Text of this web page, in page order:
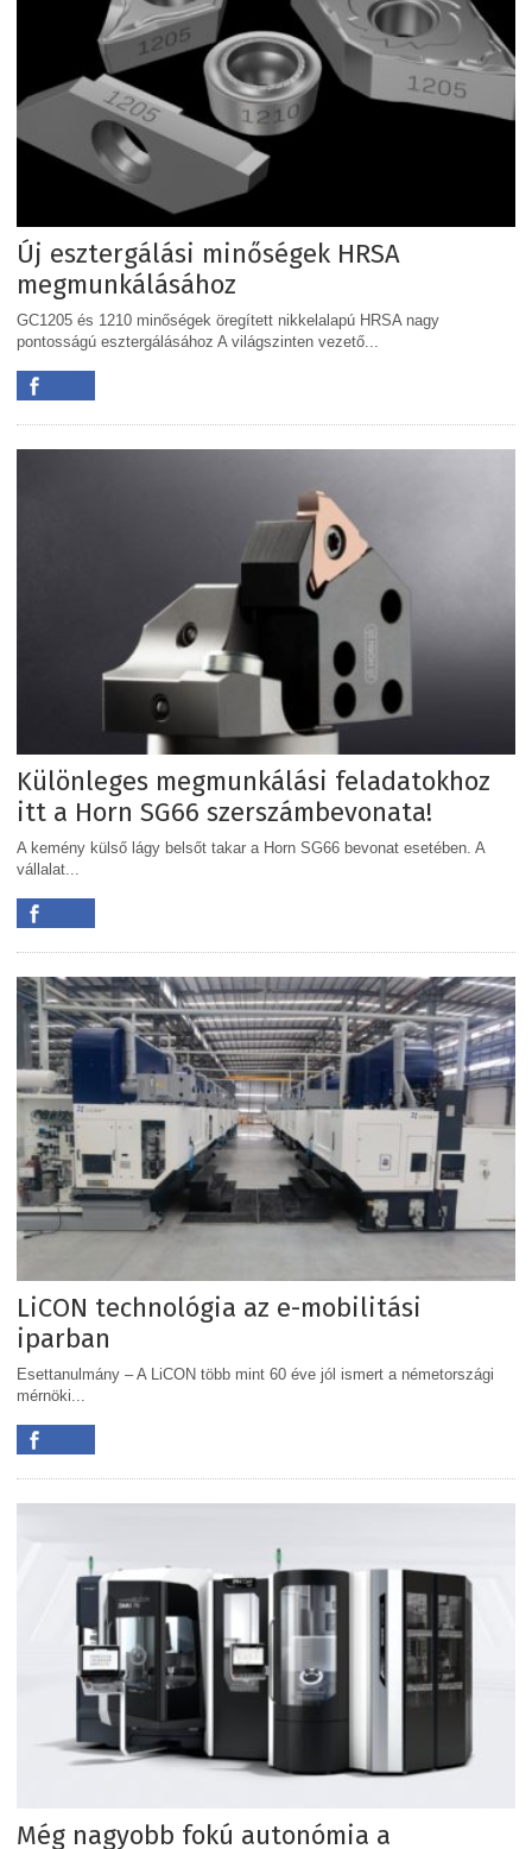
Új esztergálási minőségek HRSA
megmunkálásához
GC1205 és 1210 minőségek öregített nikkelalapú HRSA nagy
pontosságú esztergálásához A világszinten vezető...
Különleges megmunkálási feladatokhoz
itt a Horn SG66 szerszámbevonata!
A kemény külső lágy belsőt takar a Horn SG66 bevonat esetében. A
vállalat...
LiCON technológia az e-mobilitási
iparban
Esettanulmány – A LiCON több mint 60 éve jól ismert a németországi
mérnöki...
Még nagyobb fokú autonómia a